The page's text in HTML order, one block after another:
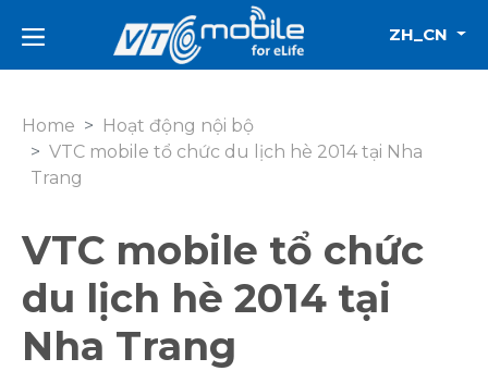
ZH_CN
Home
Hoạt động nội bộ
VTC mobile tổ chức du lịch hè 2014 tại Nha
Trang
VTC mobile tổ chức
du lịch hè 2014 tại
Nha Trang